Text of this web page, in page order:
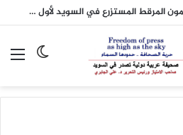
الأرصاد الفرنسية: الأشهر الثلاثة المقبلة ستكون أدفأ من المعدلات الطبيعية
الوضع